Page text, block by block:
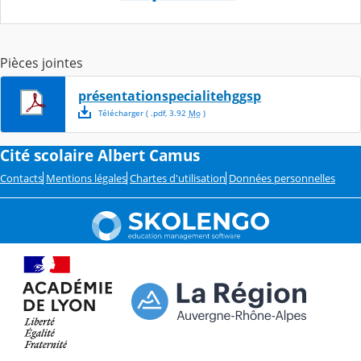
Pièces jointes
présentationspecialitehggsp
Télécharger( .pdf, 3.92 Mo)
Cité scolaire Albert Camus
Contacts Mentions légales Chartes d'utilisation Données personnelles